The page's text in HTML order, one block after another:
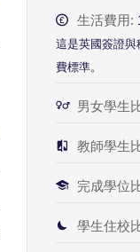
生活費用:
這是英國簽證
費標準。
男女學生
教師學生
完成學位
學生住校